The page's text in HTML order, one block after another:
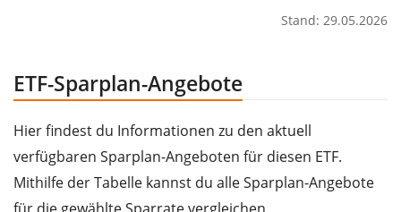
Stand: 29.05.2026
ETF-Sparplan-Angebote
Hier findest du Informationen zu den aktuell
verfügbaren Sparplan-Angeboten für diesen ETF.
Mithilfe der Tabelle kannst du alle Sparplan-Angebote